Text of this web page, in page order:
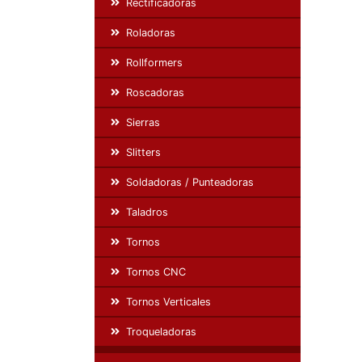
Rectificadoras
Roladoras
Rollformers
Roscadoras
Sierras
Slitters
Soldadoras / Punteadoras
Taladros
Tornos
Tornos CNC
Tornos Verticales
Troqueladoras